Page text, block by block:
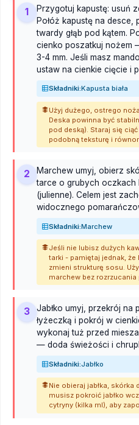
1
Przygotuj kapustę: usuń
Połóż kapustę na desce,
twardy głąb pod kątem.
cienko poszatkuj nożem
3-4 mm. Jeśli masz
ustaw na cienkie cięcie i
Składniki:Kapusta biała
Użyj dużego, ostrego
Deska powinna być
pod deską). Staraj się
podobną teksturę i
2
Marchew umyj, obierz
tarce o grubych oczkach
(julienne). Celem jest
widocznego
Składniki:Marchew
Jeśli nie lubisz dużych
tarki - pamiętaj jednak,
zmieni strukturę sosu.
marchew bez rozrzucania
3
Jabłko umyj, przekrój na
łyżeczką i pokrój w
wykonaj tuż przed
— doda świeżości i
Składniki:Jabłko
Nie obieraj jabłka,
musisz pokroić jabłko
cytryny (kilka ml), aby